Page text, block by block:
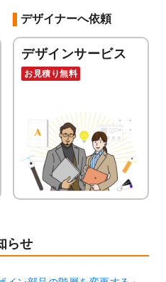
デザイナーへ依頼
デザインサービス
お見積り無料
らせ